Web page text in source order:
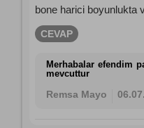
bone harici boyunlukta
CEVAP
Merhabalar efendim
mevcuttur
Remsa Mayo